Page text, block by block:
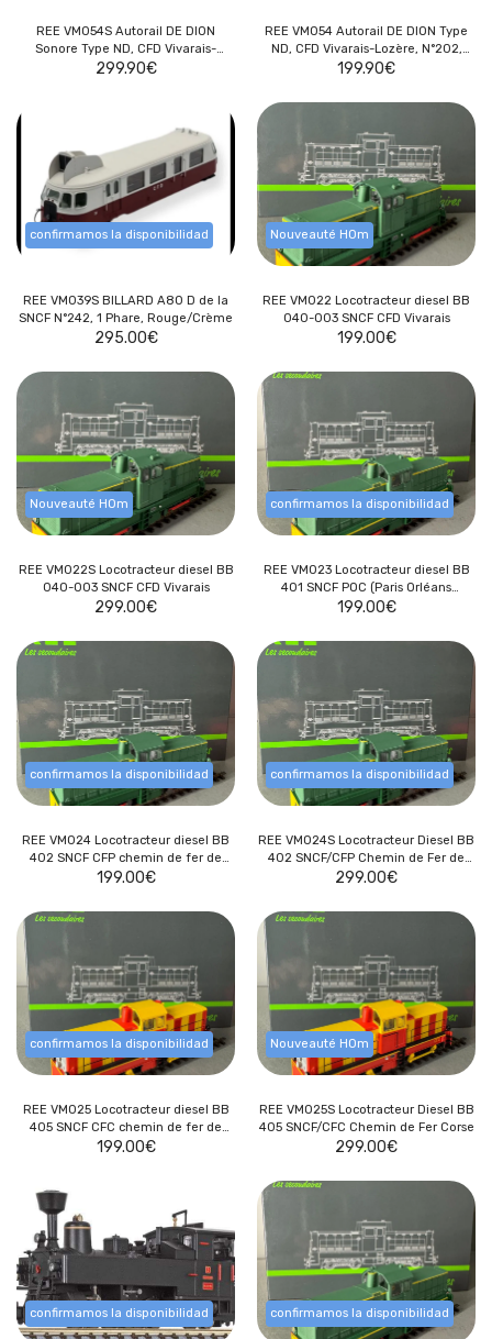
REE VM054S Autorail DE DION
Sonore Type ND, CFD Vivarais-
Lozère, N°202, Rouge/Gris Perle,
299.90€
REE VM054 Autorail DE DION Type
ND, CFD Vivarais-Lozère, N°202,
Rouge/Gris Perle, HOm
199.90€
confirmamos la disponibilidad
REE VM039S BILLARD A80 D de la
SNCF N°242, 1 Phare, Rouge/Crème
295.00€
Nouveauté HOm
REE VM022 Locotracteur diesel BB
040-003 SNCF CFD Vivarais
199.00€
Nouveauté HOm
REE VM022S Locotracteur diesel BB
040-003 SNCF CFD Vivarais
299.00€
confirmamos la disponibilidad
REE VM023 Locotracteur diesel BB
401 SNCF POC (Paris Orléans
Corrèze)
199.00€
confirmamos la disponibilidad
REE VM024 Locotracteur diesel BB
402 SNCF CFP chemin de fer de
Provence
199.00€
confirmamos la disponibilidad
REE VM024S Locotracteur Diesel BB
402 SNCF/CFP Chemin de Fer de
Provence
299.00€
confirmamos la disponibilidad
REE VM025 Locotracteur diesel BB
405 SNCF CFC chemin de fer de
Corse
199.00€
Nouveauté HOm
REE VM025S Locotracteur Diesel BB
405 SNCF/CFC Chemin de Fer Corse
299.00€
confirmamos la disponibilidad confirmamos la disponibilidad